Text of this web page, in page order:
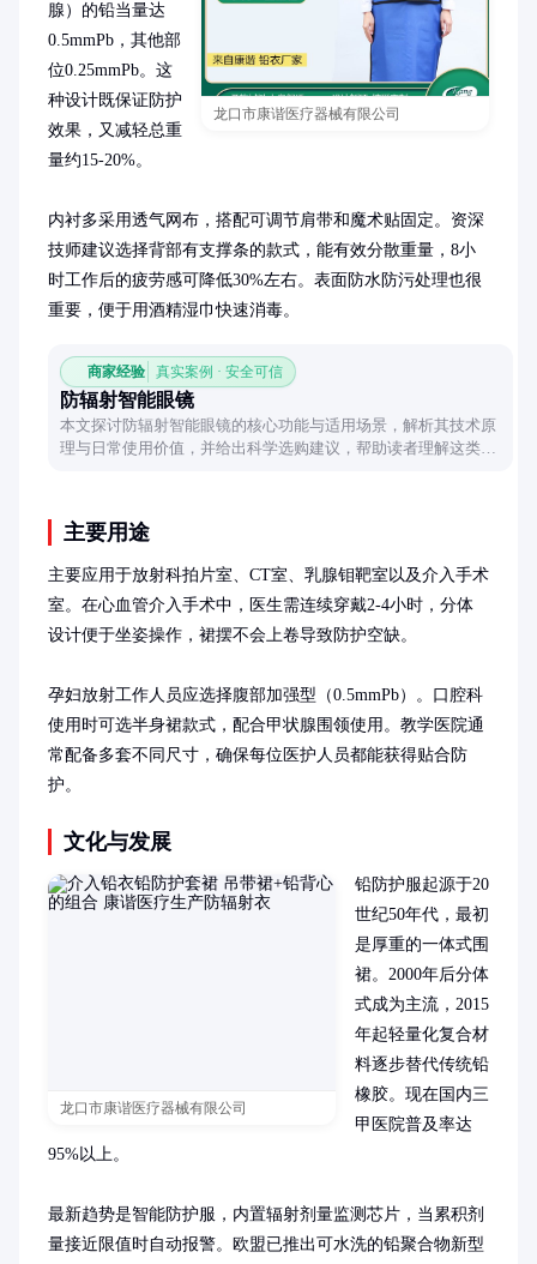
龙口市康谐医疗器械有限公司
腺）的铅当量达
0.5mmPb，其他部
位0.25mmPb。这
种设计既保证防护
效果，又减轻总重
量约15-20%。
内衬多采用透气网布，搭配可调节肩带和魔术贴固定。资深
技师建议选择背部有支撑条的款式，能有效分散重量，8小
时工作后的疲劳感可降低30%左右。表面防水防污处理也很
重要，便于用酒精湿巾快速消毒。
商家经验 真实案例 · 安全可信
防辐射智能眼镜
本文探讨防辐射智能眼镜的核心功能与适用场景，解析其技术原
理与日常使用价值，并给出科学选购建议，帮助读者理解这类产
主要用途
主要应用于放射科拍片室、CT室、乳腺钼靶室以及介入手术
室。在心血管介入手术中，医生需连续穿戴2-4小时，分体
设计便于坐姿操作，裙摆不会上卷导致防护空缺。
孕妇放射工作人员应选择腹部加强型（0.5mmPb）。口腔科
使用时可选半身裙款式，配合甲状腺围领使用。教学医院通
常配备多套不同尺寸，确保每位医护人员都能获得贴合防
护。
文化与发展
龙口市康谐医疗器械有限公司
铅防护服起源于20
世纪50年代，最初
是厚重的一体式围
裙。2000年后分体
式成为主流，2015
年起轻量化复合材
料逐步替代传统铅
橡胶。现在国内三
甲医院普及率达
95%以上。
最新趋势是智能防护服，内置辐射剂量监测芯片，当累积剂
量接近限值时自动报警。欧盟已推出可水洗的铅聚合物新型